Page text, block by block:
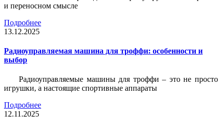
и переносном смысле
Подробнее
13.12.2025
Радиоуправляемая машина для троффи: особенности и
выбор
Радиоуправляемые машины для троффи – это не просто
игрушки, а настоящие спортивные аппараты
Подробнее
12.11.2025